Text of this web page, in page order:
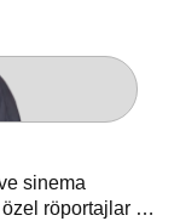
sinema
röportajlar 24